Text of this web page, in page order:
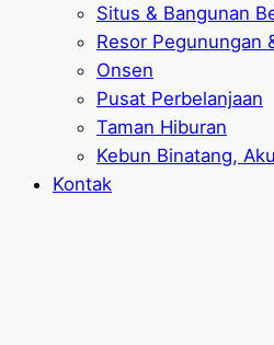
Situs & Bangunan
Resor Pegunungan
Onsen
Pusat Perbelanjaan
Taman Hiburan
Kebun Binatang,
Kontak